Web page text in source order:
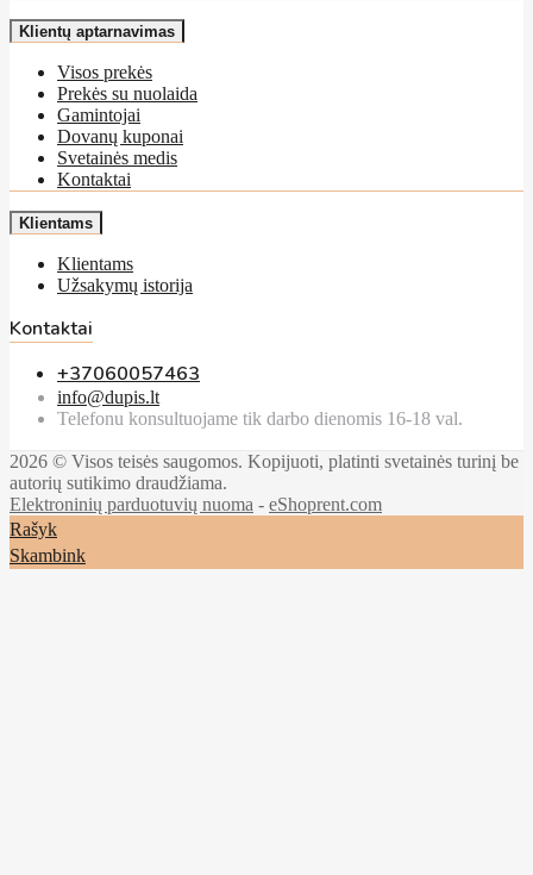
Klientų aptarnavimas
Visos prekės
Prekės su nuolaida
Gamintojai
Dovanų kuponai
Svetainės medis
Kontaktai
Klientams
Klientams
Užsakymų istorija
Kontaktai
+37060057463
info@dupis.lt
Telefonu konsultuojame tik darbo dienomis 16-18 val.
2026 © Visos teisės saugomos. Kopijuoti, platinti svetainės turinį be
autorių sutikimo draudžiama.
Elektroninių parduotuvių nuoma - eShoprent.com
Rašyk
Skambink